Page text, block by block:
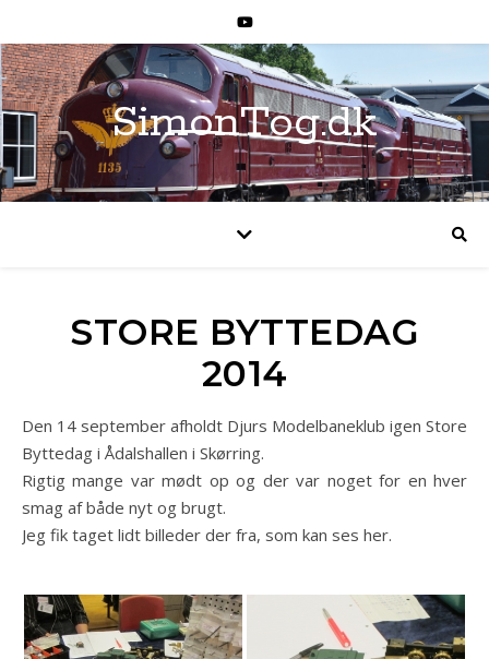
SimonTog.dk
STORE BYTTEDAG
2014
Den 14 september afholdt Djurs Modelbaneklub igen Store
Byttedag i Ådalshallen i Skørring.
Rigtig mange var mødt op og der var noget for en hver
smag af både nyt og brugt.
Jeg fik taget lidt billeder der fra, som kan ses her.